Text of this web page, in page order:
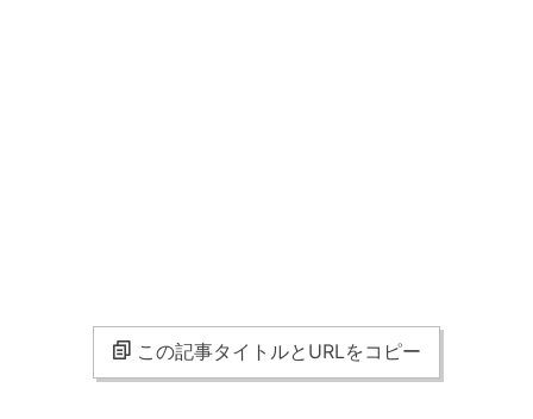
この記事タイトルとURLをコピー